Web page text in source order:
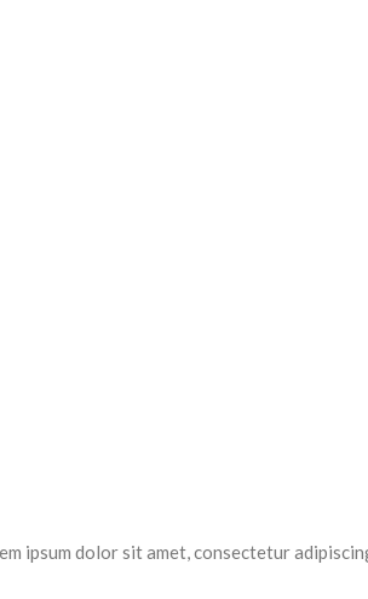
ipsum dolor sit amet, consectetur